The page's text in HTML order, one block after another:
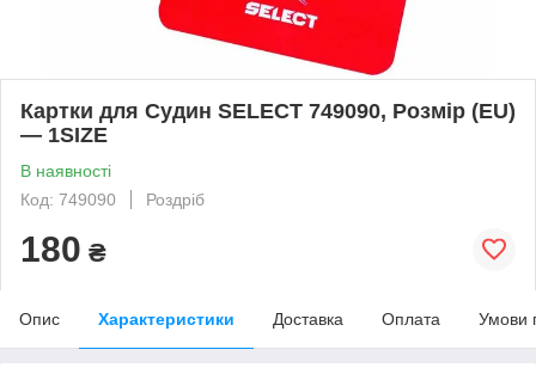
Картки для Судин SELECT 749090, Розмір (EU)
— 1SIZE
В наявності
Код: 749090
Роздріб
180 ₴
Опис Характеристики Доставка Оплата Умови